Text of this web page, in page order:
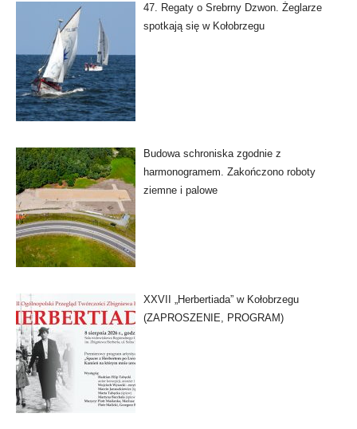
47. Regaty o Srebrny Dzwon. Żeglarze
spotkają się w Kołobrzegu
Budowa schroniska zgodnie z
harmonogramem. Zakończono roboty
ziemne i palowe
XXVII „Herbertiada” w Kołobrzegu
(ZAPROSZENIE, PROGRAM)